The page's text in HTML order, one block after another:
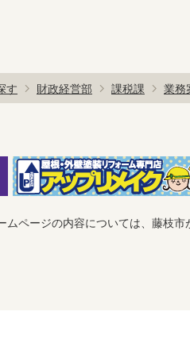
す 財政経営部 課税課 業務
ページの内容については、藤枝市